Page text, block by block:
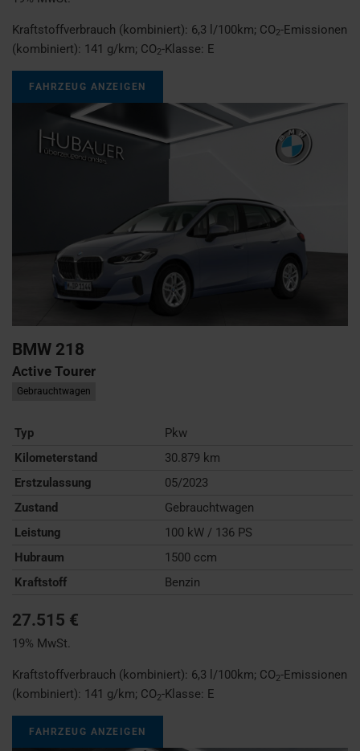
Kraftstoffverbrauch (kombiniert): 6,3 l/100km; CO2-Emissionen
(kombiniert): 141 g/km; CO2-Klasse: E
FAHRZEUG ANZEIGEN
BMW 218
Active Tourer
Gebrauchtwagen
Typ
Pkw
Kilometerstand
30.879 km
Erstzulassung
05/2023
Zustand
Gebrauchtwagen
Leistung
100 kW / 136 PS
Hubraum
1500 ccm
Kraftstoff
Benzin
27.515 €
19% MwSt.
Kraftstoffverbrauch (kombiniert): 6,3 l/100km; CO2-Emissionen
(kombiniert): 141 g/km; CO2-Klasse: E
FAHRZEUG ANZEIGEN